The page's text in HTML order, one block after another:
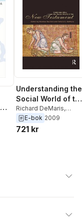
Understanding the
Social World of
New Testament
Richard DeMaris,
Dietmar Neufeld
E-bok 2009
721 kr